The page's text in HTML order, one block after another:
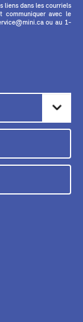
liens dans les courriels
communiquer avec le
ou au 1-